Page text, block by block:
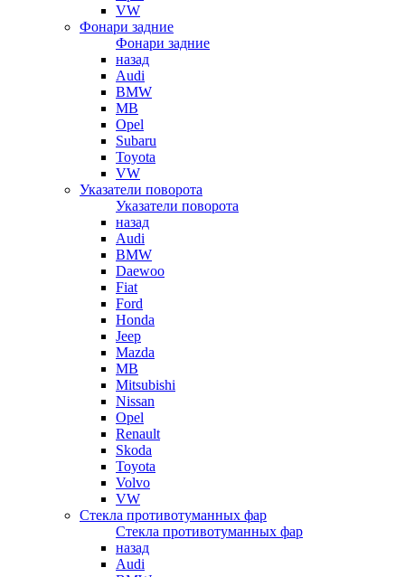
VW
Фонари задние
Фонари задние
назад
Audi
BMW
MB
Opel
Subaru
Toyota
VW
Указатели поворота
Указатели поворота
назад
Audi
BMW
Daewoo
Fiat
Ford
Honda
Jeep
Mazda
MB
Mitsubishi
Nissan
Opel
Renault
Skoda
Toyota
Volvo
VW
Стекла противотуманных фар
Стекла противотуманных фар
назад
Audi